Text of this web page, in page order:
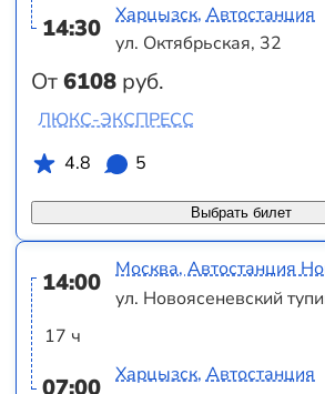
14:30
От6108 руб.
Харцызск, Автостанция
ул. Октябрьская, 32
Выбрать билет
ЛЮКС-ЭКСПРЕСС
4.8
5
14:00
17 ч
07:00
Москва, Автостанция
ул. Новоясеневский
Харцызск, Автостанция